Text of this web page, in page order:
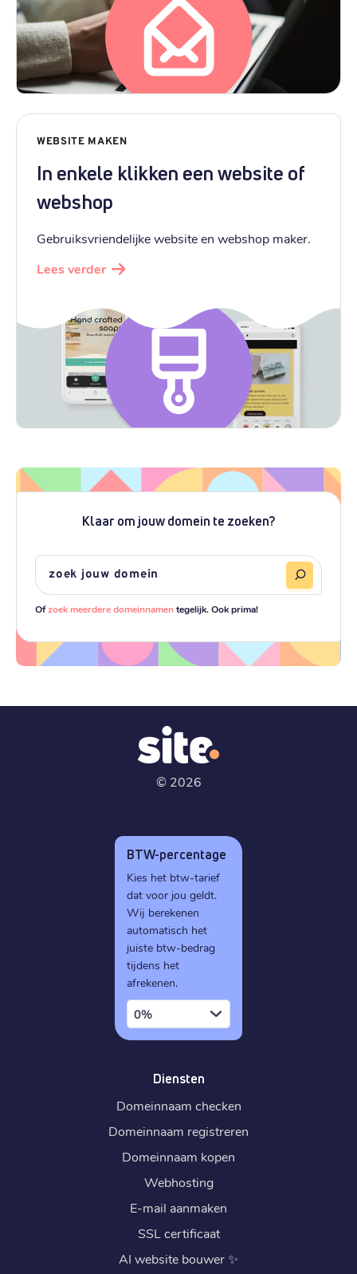
WEBSITE MAKEN
In enkele klikken een website of
webshop
Gebruiksvriendelijke website en webshop maker.
Lees verder
Klaar om jouw domein te zoeken?
Ofzoek meerdere domeinnamentegelijk. Ook prima!
© 2026
BTW-percentage
Kies het btw-tarief
dat voor jou geldt.
Wij berekenen
automatisch het
juiste btw-bedrag
tijdens het
afrekenen.
0%
Diensten
Domeinnaam checken
Domeinnaam registreren
Domeinnaam kopen
Webhosting
E-mail aanmaken
SSL certificaat
AI website bouwer✨